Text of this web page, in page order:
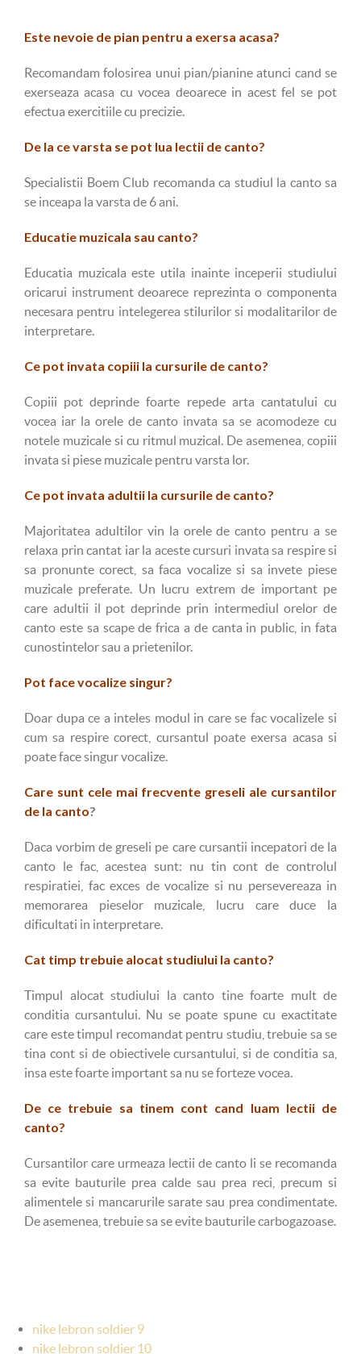
Este nevoie de pian pentru a exersa acasa?
Recomandam folosirea unui pian/pianine atunci cand se
exerseaza acasa cu vocea deoarece in acest fel se pot
efectua exercitiile cu precizie.
De la ce varsta se pot lua lectii de canto?
Specialistii Boem Club recomanda ca studiul la canto sa
se inceapa la varsta de 6 ani.
Educatie muzicala sau canto?
Educatia muzicala este utila inainte inceperii studiului
oricarui instrument deoarece reprezinta o componenta
necesara pentru intelegerea stilurilor si modalitarilor de
interpretare.
Ce pot invata copiii la cursurile de canto?
Copiii pot deprinde foarte repede arta cantatului cu
vocea iar la orele de canto invata sa se acomodeze cu
notele muzicale si cu ritmul muzical. De asemenea, copiii
invata si piese muzicale pentru varsta lor.
Ce pot invata adultii la cursurile de canto?
Majoritatea adultilor vin la orele de canto pentru a se
relaxa prin cantat iar la aceste cursuri invata sa respire si
sa pronunte corect, sa faca vocalize si sa invete piese
muzicale preferate. Un lucru extrem de important pe
care adultii il pot deprinde prin intermediul orelor de
canto este sa scape de frica a de canta in public, in fata
cunostintelor sau a prietenilor.
Pot face vocalize singur?
Doar dupa ce a inteles modul in care se fac vocalizele si
cum sa respire corect, cursantul poate exersa acasa si
poate face singur vocalize.
Care sunt cele mai frecvente greseli ale cursantilor
de la canto?
Daca vorbim de greseli pe care cursantii incepatori de la
canto le fac, acestea sunt: nu tin cont de controlul
respiratiei, fac exces de vocalize si nu persevereaza in
memorarea pieselor muzicale, lucru care duce la
dificultati in interpretare.
Cat timp trebuie alocat studiului la canto?
Timpul alocat studiului la canto tine foarte mult de
conditia cursantului. Nu se poate spune cu exactitate
care este timpul recomandat pentru studiu, trebuie sa se
tina cont si de obiectivele cursantului, si de conditia sa,
insa este foarte important sa nu se forteze vocea.
De ce trebuie sa tinem cont cand luam lectii de
canto?
Cursantilor care urmeaza lectii de canto li se recomanda
sa evite bauturile prea calde sau prea reci, precum si
alimentele si mancarurile sarate sau prea condimentate.
De asemenea, trebuie sa se evite bauturile carbogazoase.
nike lebron soldier 9
nike lebron soldier 10